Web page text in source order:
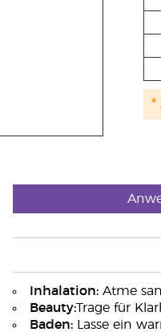
*
Inhalation:Atme
Beauty:Trage für
Baden:Lasse ein